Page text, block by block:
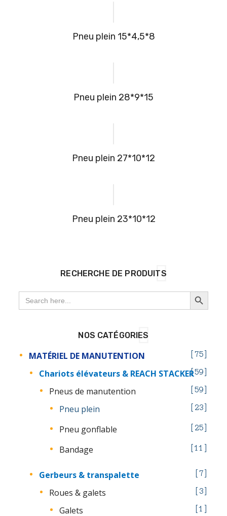
Pneu plein 15*4,5*8
Pneu plein 28*9*15
Pneu plein 27*10*12
Pneu plein 23*10*12
RECHERCHE DE PRODUITS
Search
for:
SEARCH BUTTON
NOS CATÉGORIES
MATÉRIEL DE MANUTENTION 75
Chariots élévateurs & REACH STACKER59
Pneus de manutention 59
Pneu plein 23
Pneu gonflable 25
Bandage 11
Gerbeurs & transpalette 7
Roues & galets 3
Galets 1